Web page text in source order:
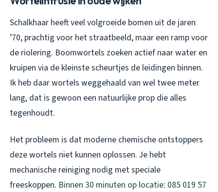
Schalkhaar heeft veel volgroeide bomen uit de jaren
’70, prachtig voor het straatbeeld, maar een ramp voor
de riolering. Boomwortels zoeken actief naar water en
kruipen via de kleinste scheurtjes de leidingen binnen.
Ik heb daar wortels weggehaald van wel twee meter
lang, dat is gewoon een natuurlijke prop die alles
tegenhoudt.
Het probleem is dat moderne chemische ontstoppers
deze wortels niet kunnen oplossen. Je hebt
mechanische reiniging nodig met speciale
freeskoppen. Binnen 30 minuten op locatie: 085 019 57